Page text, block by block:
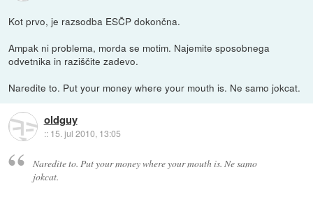
Kot prvo, je razsodba ESČP dokončna.
Ampak ni problema, morda se motim. Najemite sposobnega
odvetnika in raziščite zadevo.
Naredite to. Put your money where your mouth is. Ne samo jokcat.
oldguy
:: 15. jul 2010, 13:05
Naredite to. Put your money where your mouth is. Ne samo
jokcat.